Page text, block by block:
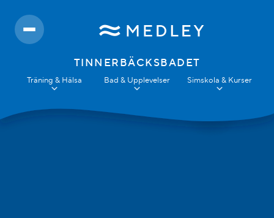
TINNERBÄCKSBADET
Träning & Hälsa Bad & Upplevelser Simskola & Kurser